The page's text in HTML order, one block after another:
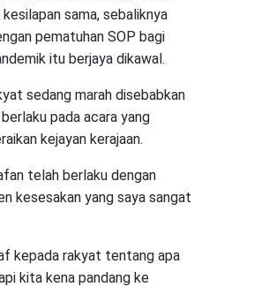
sama, sebaliknya
pematuhan SOP bagi
itu berjaya dikawal.
sedang marah disebabkan
pada acara yang
kejayan kerajaan.
telah berlaku dengan
kesesakan yang saya sangat
kepada rakyat tentang apa
kita kena pandang ke